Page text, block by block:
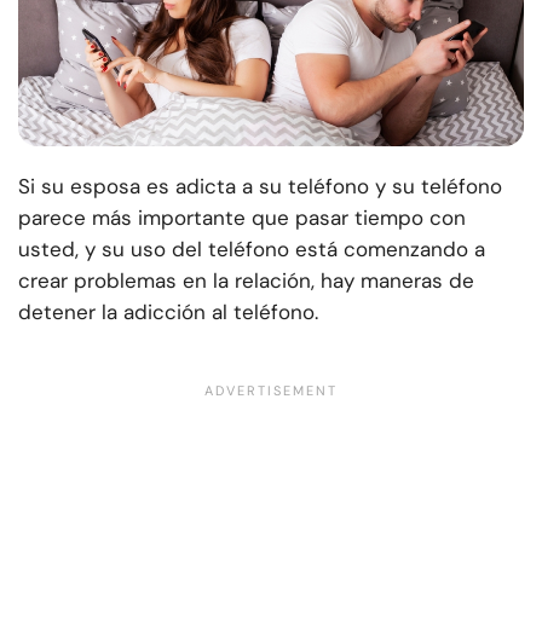
Si su esposa es adicta a su teléfono y su teléfono
parece más importante que pasar tiempo con
usted, y su uso del teléfono está comenzando a
crear problemas en la relación, hay maneras de
detener la adicción al teléfono.